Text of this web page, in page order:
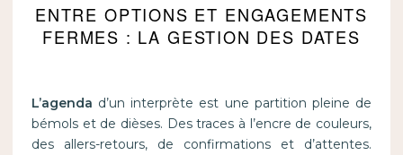
ENTRE OPTIONS ET ENGAGEMENTS
FERMES : LA GESTION DES DATES
L’agenda d’un interprète est une partition pleine de
bémols et de dièses. Des traces à l’encre de couleurs,
des allers-retours, de confirmations et d’attentes.